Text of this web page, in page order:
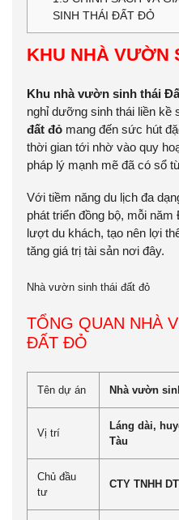
SINH THÁI ĐẤT ĐỎ
KHU NHÀ VƯỜN
Khu nhà vườn sinh thái
nghỉ dưỡng sinh thái liền kề
đất đỏ mang đến sức hút
thời gian tới nhờ vào quy
pháp lý mạnh mẽ đã có sổ
Với tiềm năng du lịch đa
phát triển đồng bộ, mỗi
lượt du khách, tạo nên lợi
tăng giá trị tài sản nơi đây.
Nhà vườn sinh thái đất đỏ
TỔNG QUAN NHÀ
ĐẤT ĐỎ
Tên dự án Nhà vườn
Vị trí
Láng dài,
Tàu
Chủ đầu
tư
CTY TNHH